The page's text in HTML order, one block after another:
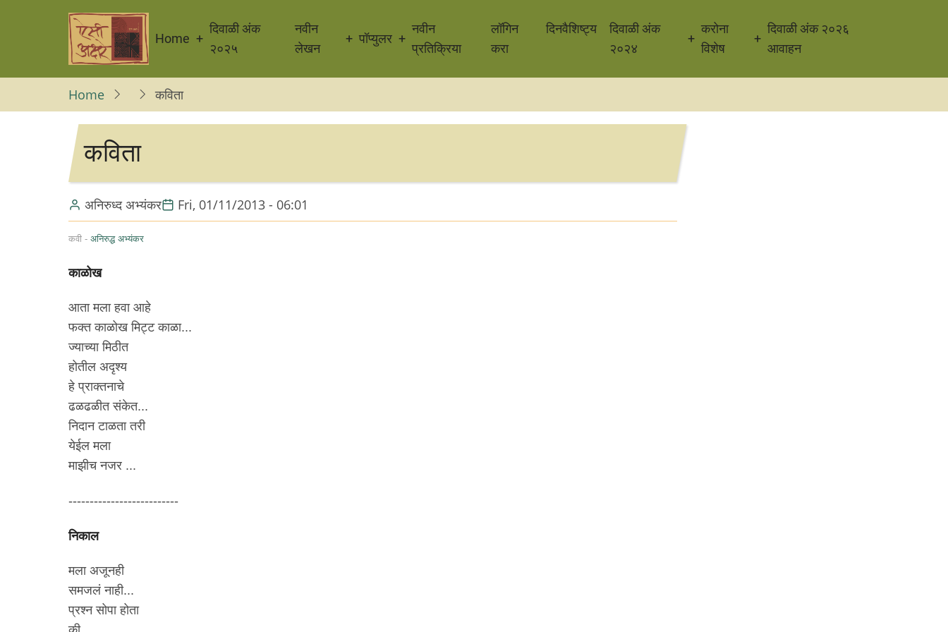
navigation
Home
दिवाळी अंक
२०२५
नवीन
लेखन
पॉप्युलर
नवीन
प्रतिक्रिया
लॉगिन
करा
दिनवैशिष्ट्य
दिवाळी अंक
२०२४
करोना
विशेष
दिवाळी अंक २०२६
आवाहन
Home कविता
कविता
अनिरुध्द अभ्यंकर Fri, 01/11/2013 - 06:01
कवी - अनिरुद्ध अभ्यंकर
काळोख
आता मला हवा आहे
फक्त काळोख मिट्ट काळा...
ज्याच्या मिठीत
होतील अदृश्य
हे प्राक्तनाचे
ढळढळीत संकेत...
निदान टाळता तरी
येईल मला
माझीच नजर ...
--------------------------
निकाल
मला अजूनही
समजलं नाही...
प्रश्न सोपा होता